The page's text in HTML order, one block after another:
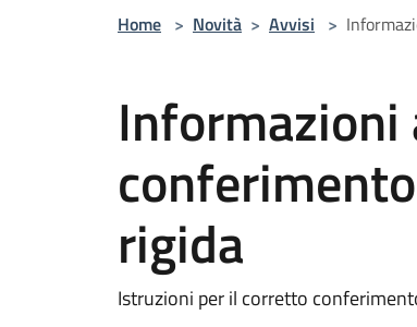
Home > Novità > Avvisi >
rigida
Istruzioni per il corretto